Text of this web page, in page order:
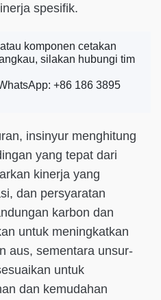
spesifik.
komponen cetakan
silakan hubungi tim
+86 186 3895
insinyur menghitung
yang tepat dari
kinerja yang
dan persyaratan
karbon dan
untuk meningkatkan
aus, sementara unsur-
untuk
dan kemudahan